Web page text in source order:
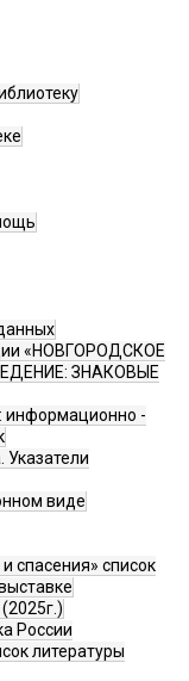
«НОВГОРОДСКОЕ
ЗНАКОВЫЕ
информационно -
Указатели
виде
спасения» список
России
литературы